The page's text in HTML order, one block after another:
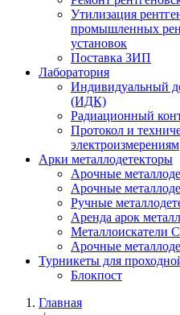
Утилизация
промышленных
установок
Поставка ЗИП
Лаборатория
Индивидуальный
(ИДК)
Радиационный
Протокол и
электроизмерениям
Арки металлодетекторы
Арочные
Арочные
Ручные
Аренда арок
Металлоискатели
Арочные
Турникеты для
Блокпост
Главная